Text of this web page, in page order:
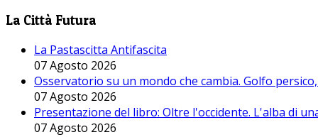
La Città Futura
La Pastascitta Antifascita
07 Agosto 2026
Osservatorio su un mondo che cambia. Golfo
07 Agosto 2026
Presentazione del libro: Oltre l'occidente. L'alba di
07 Agosto 2026